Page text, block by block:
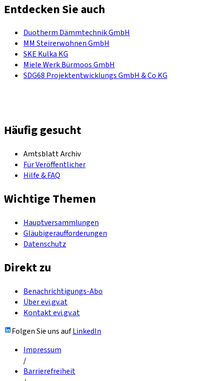
Entdecken Sie auch
Duotherm Dämmtechnik GmbH
MM Steirerwohnen GmbH
SKE Kulka KG
Miele Werk Bürmoos GmbH
SDG68 Projektentwicklungs GmbH & Co KG
Häufig gesucht
Amtsblatt Archiv
Für Veröffentlicher
Hilfe & FAQ
Wichtige Themen
Hauptversammlungen
Gläubigeraufforderungen
Datenschutz
Direkt zu
Benachrichtigungs-Abo
Über evi.gv.at
Kontakt evi.gv.at
Folgen Sie uns aufLinkedIn
Impressum
/
Barrierefreiheit